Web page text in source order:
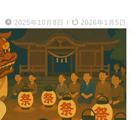
2025年10月8日 / 2026年1月5日